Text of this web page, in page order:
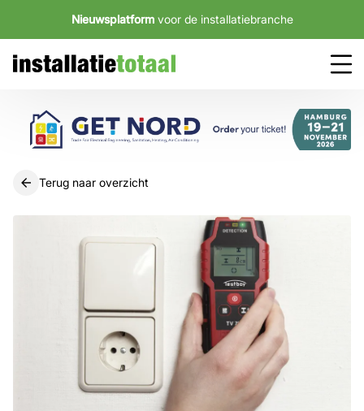
Nieuwsplatform voor de installatiebranche
Terug naar overzicht